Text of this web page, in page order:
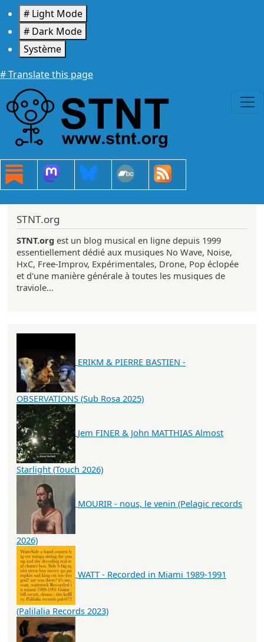
Aller au contenu principal
# Light Mode
# Dark Mode
Système
# Translate this page
STNT.org
STNT.org est un blog musical en ligne depuis 1999
essentiellement dédié aux musiques No Wave, Noise,
HxC, Free-Improv, Expérimentales, Drone, Pop éclopée
et d'une manière générale à toutes les musiques de
traviole...
ERIKM & PIERRE BASTIEN -
OBSERVATIONS (Sub Rosa 2025)
Jem FINER & John MATTHIAS Almost
Starlight (Touch 2026)
MOURIR - nous, le venin (Pelagic records
2026)
WATT - Recorded in Miami 1989-1991
(Palilalia Records 2023)